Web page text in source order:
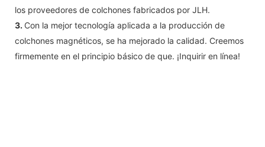
los proveedores de colchones fabricados por JLH.
3. Con la mejor tecnología aplicada a la producción de
colchones magnéticos, se ha mejorado la calidad. Creemos
firmemente en el principio básico de que. ¡Inquirir en línea!